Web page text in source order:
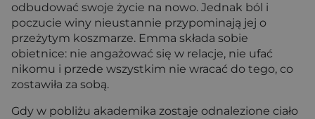
odbudować swoje życie na nowo. Jednak ból i
poczucie winy nieustannie przypominają jej o
przeżytym koszmarze. Emma składa sobie
obietnice: nie angażować się w relacje, nie ufać
nikomu i przede wszystkim nie wracać do tego, co
zostawiła za sobą.
Gdy w pobliżu akademika zostaje odnalezione ciało